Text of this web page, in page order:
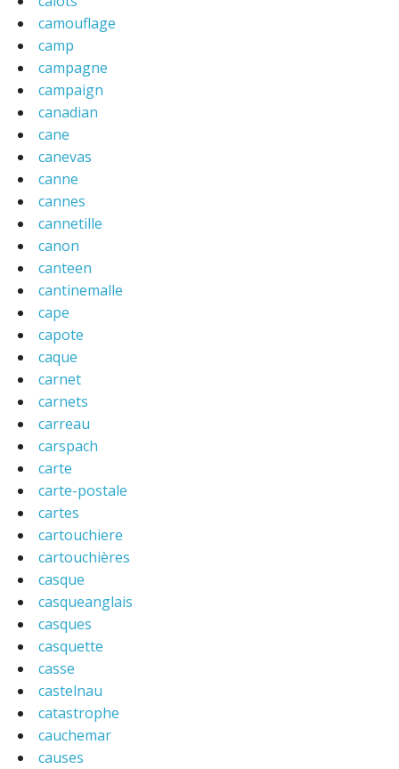
camouflage
camp
campagne
campaign
canadian
cane
canevas
canne
cannes
cannetille
canon
canteen
cantinemalle
cape
capote
caque
carnet
carnets
carreau
carspach
carte
carte-postale
cartes
cartouchiere
cartouchières
casque
casqueanglais
casques
casquette
casse
castelnau
catastrophe
cauchemar
causes